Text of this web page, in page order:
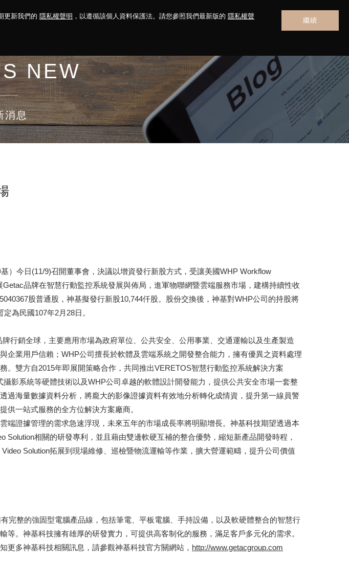
更新我們的 隱私權聲明 ，以遵循該個人資料保護法。請您參照我們最新版的 隱私權聲
繼續
係 菁英招募 最新消息 聯絡我們
NEW
消息
）今日(11/9)召開董事會，決議以增資發行新股方式，受讓美國WHP Workflow
品牌在智慧行動監控系統發展與佈局，進軍物聯網暨雲端服務市場，建構持續性收
股普通股，神基擬發行新股10,744仟股。股份交換後，神基對WHP公司的持股將
為民國107年2月28日。
行銷全球，主要應用市場為政府單位、公共安全、公用事業、交通運輸以及生產製造
業用戶信賴；WHP公司擅長於軟體及雲端系統之開發整合能力，擁有優異之資料處理
雙方自2015年即展開策略合作，共同推出VERETOS智慧行動監控系統解決方案
影系統等硬體技術以及WHP公司卓越的軟體設計開發能力，提供公共安全市場一套整
海量數據資料分析，將龐大的影像證據資料有效地分析轉化成情資，提升第一線員警
供一站式服務的全方位解決方案廠商。
證據管理的需求急速浮現，未來五年的市場成長率將明顯增長。神基科技期望透過本
相關的研發專利，並且藉由雙邊軟硬互補的整合優勢，縮短新產品開發時程，
Solution拓展到現場維修、巡檢暨物流運輸等作業，擴大營運範疇，提升公司價值
完整的強固型電腦產品線，包括筆電、平板電腦、手持設備，以及軟硬體整合的智慧行
。神基科技擁有雄厚的研發實力，可提供高客制化的服務，滿足客戶多元化的需求。
更多神基科技相關訊息，請參觀神基科技官方關網站， http://www.getacgroup.com